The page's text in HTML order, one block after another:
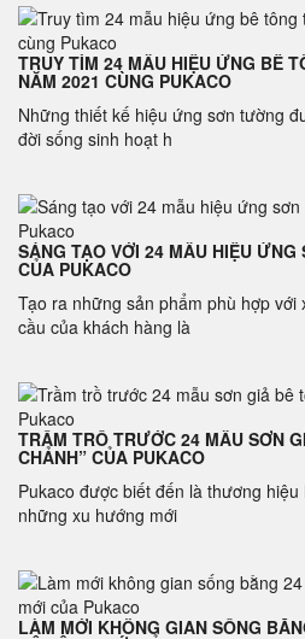
TRUY TÌM 24 MẪU HIỆU ỨNG BÊ
NĂM 2021 CÙNG PUKACO
Những thiết kế hiệu ứng sơn tường
đời sống sinh hoạt h
SÁNG TẠO VỚI 24 MẪU HIỆU
CỦA PUKACO
Tạo ra những sản phẩm phù hợp với
cầu của khách hàng là
TRẦM TRỒ TRƯỚC 24 MẪU SƠN
CHẢNH” CỦA PUKACO
Pukaco được biết đến là thương
những xu hướng mới
LÀM MỚI KHÔNG GIAN SỐNG